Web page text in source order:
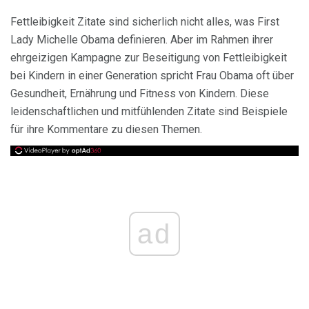
Fettleibigkeit Zitate sind sicherlich nicht alles, was First
Lady Michelle Obama definieren. Aber im Rahmen ihrer
ehrgeizigen Kampagne zur Beseitigung von Fettleibigkeit
bei Kindern in einer Generation spricht Frau Obama oft über
Gesundheit, Ernährung und Fitness von Kindern. Diese
leidenschaftlichen und mitfühlenden Zitate sind Beispiele
für ihre Kommentare zu diesen Themen.
ad